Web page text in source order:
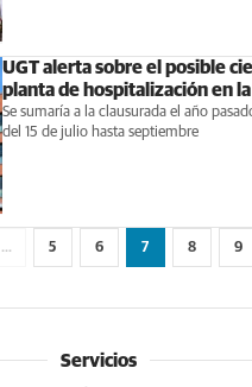
UGT alerta sobre el posible
planta de hospitalización en
Se sumaría a la clausurada el año
del 15 de julio hasta septiembre
… 5 6 7 8 9
Servicios